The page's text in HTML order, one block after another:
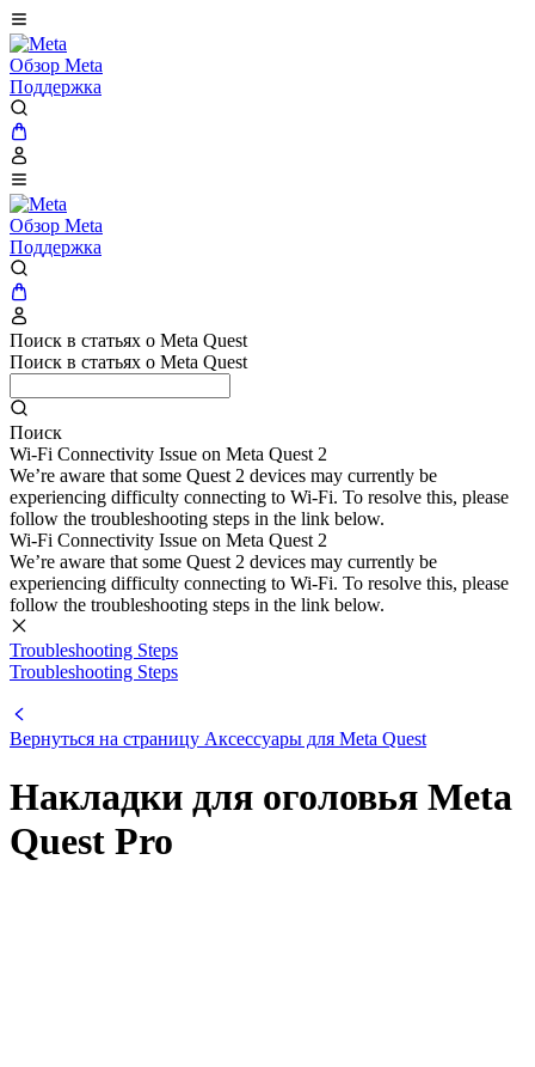
Обзор Meta
Поддержка
Обзор Meta
Поддержка
Поиск в статьях о Meta Quest
Поиск в статьях о Meta Quest
Поиск
Wi-Fi Connectivity Issue on Meta Quest 2
We’re aware that some Quest 2 devices may currently be
experiencing difficulty connecting to Wi-Fi. To resolve this, please
follow the troubleshooting steps in the link below.
Wi-Fi Connectivity Issue on Meta Quest 2
We’re aware that some Quest 2 devices may currently be
experiencing difficulty connecting to Wi-Fi. To resolve this, please
follow the troubleshooting steps in the link below.
Troubleshooting Steps
Troubleshooting Steps
Вернуться на страницу Аксессуары для Meta Quest
Накладки для оголовья Meta
Quest Pro